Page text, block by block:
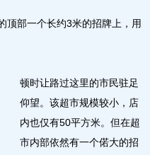
部一个长约3米的招牌上，用
顿时让路过这里的市民驻足
仰望。该超市规模较小，店
内也仅有50平方米。但在超
市内部依然有一个偌大的招